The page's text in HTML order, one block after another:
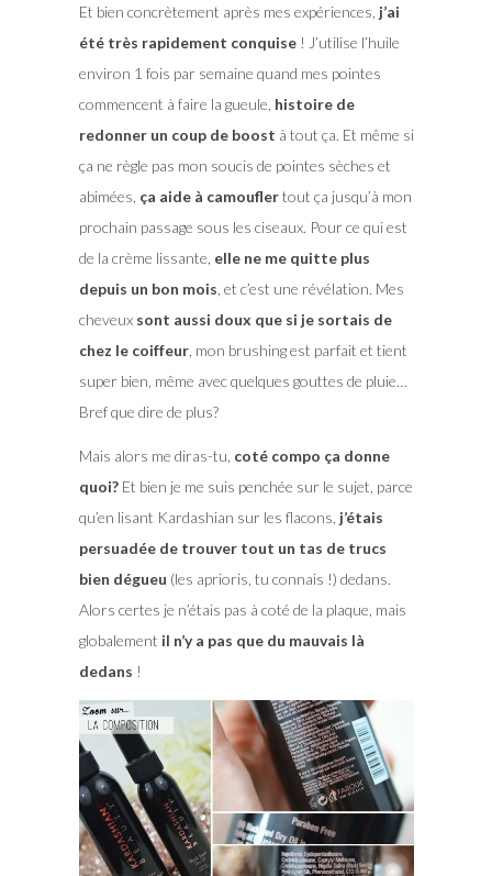
Et bien concrètement après mes expériences, j’ai
été très rapidement conquise! J’utilise l’huile
environ 1 fois par semaine quand mes pointes
commencent à faire la gueule, histoire de
redonner un coup de boost à tout ça. Et même si
ça ne règle pas mon soucis de pointes sèches et
abimées, ça aide à camouflertout ça jusqu’à mon
prochain passage sous les ciseaux. Pour ce qui est
de la crème lissante, elle ne me quitte plus
depuis un bon mois , et c’est une révélation. Mes
cheveuxsont aussi doux que si je sortais de
chez le coiffeur, mon brushing est parfait et tient
super bien, même avec quelques gouttes de pluie…
Bref que dire de plus?
Mais alors me diras-tu, coté compo ça donne
quoi?Et bien je me suis penchée sur le sujet, parce
qu’en lisant Kardashian sur les flacons, j’étais
persuadée de trouver tout un tas de trucs
bien dégueu (les aprioris, tu connais !) dedans.
Alors certes je n’étais pas à coté de la plaque, mais
globalement il n’y a pas que du mauvais là
dedans !